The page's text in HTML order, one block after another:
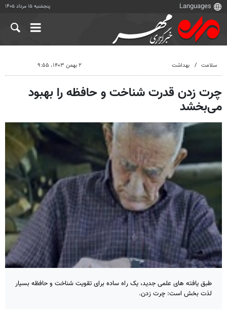
پنجشنبه ۱۵ مرداد ۱۴۰۵
سلامت بهداشت ۲ بهمن ۱۴۰۳، ۹:۵۵
چرت زدن قدرت شناخت و حافظه را بهبود
می‌بخشد
طبق یافته های علمی جدید، یک راه ساده برای تقویت شناخت و حافظه بسیار
لذت بخش است: چرت زدن.